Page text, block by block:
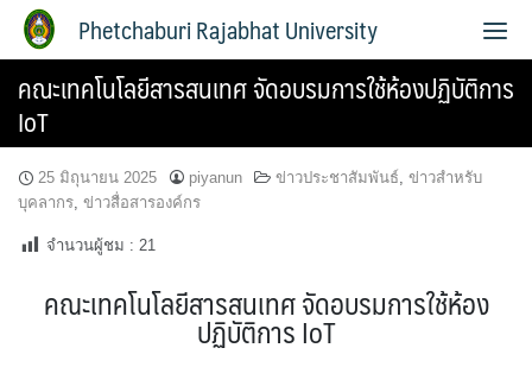
Phetchaburi Rajabhat University
คณะเทคโนโลยีสารสนเทศ จัดอบรมการใช้ห้องปฏิบัติการ
IoT
25 มิถุนายน 2025 piyanun ข่าวประชาสัมพันธ์, ข่าวสำหรับ
บุคลากร, ข่าวสื่อสารองค์กร
จำนวนผู้ชม : 21
คณะเทคโนโลยีสารสนเทศ จัดอบรมการใช้ห้อง
ปฏิบัติการ IoT